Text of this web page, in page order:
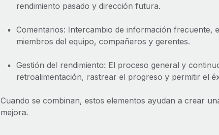
rendimiento pasado y dirección futura.
Comentarios: Intercambio de información frecuente,
miembros del equipo, compañeros y gerentes.
Gestión del rendimiento: El proceso general y
retroalimentación, rastrear el progreso y permitir el
Cuando se combinan, estos elementos ayudan a crear
mejora.